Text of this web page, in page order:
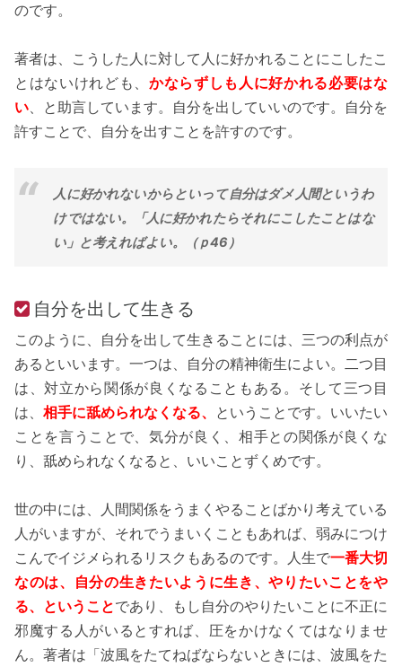
のです。
著者は、こうした人に対して人に好かれることにこしたこ
とはないけれども、 かならずしも人に好かれる必要はな
い、と助言しています。自分を出していいのです。自分を
許すことで、自分を出すことを許すのです。
人に好かれないからといって自分はダメ人間というわ
けではない。「人に好かれたらそれにこしたことはな
い」と考えればよい。（ｐ46）
自分を出して生きる
このように、自分を出して生きることには、三つの利点が
あるといいます。一つは、自分の精神衛生によい。二つ目
は、対立から関係が良くなることもある。そして三つ目
は、 相手に舐められなくなる、 ということです。いいたい
ことを言うことで、気分が良く、相手との関係が良くな
り、舐められなくなると、いいことずくめです。
世の中には、人間関係をうまくやることばかり考えている
人がいますが、それでうまいくこともあれば、弱みにつけ
こんでイジメられるリスクもあるのです。人生で一番大切
なのは、自分の生きたいように生き、やりたいことをや
る、ということであり、もし自分のやりたいことに不正に
邪魔する人がいるとすれば、圧をかけなくてはなりませ
ん。著者は「波風をたてねばならないときには、波風をた